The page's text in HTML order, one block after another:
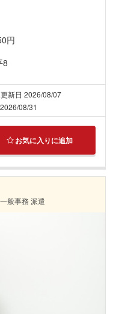
円
8
新日 2026/08/07
08/31
お気に入りに追加
般事務 派遣